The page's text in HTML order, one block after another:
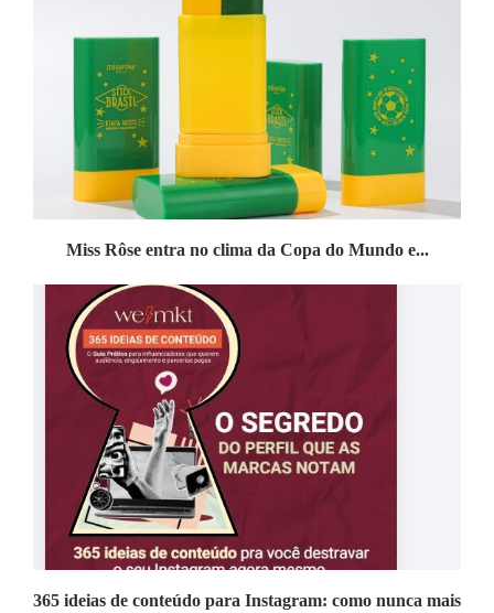
Miss Rôse entra no clima da Copa do Mundo e...
365 ideias de conteúdo para Instagram: como nunca mais